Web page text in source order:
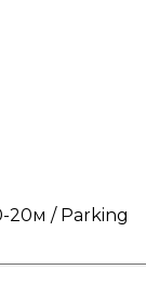
20м / Parking